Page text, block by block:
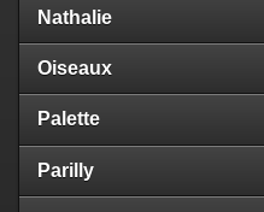
Nathalie
Oiseaux
Palette
Parilly